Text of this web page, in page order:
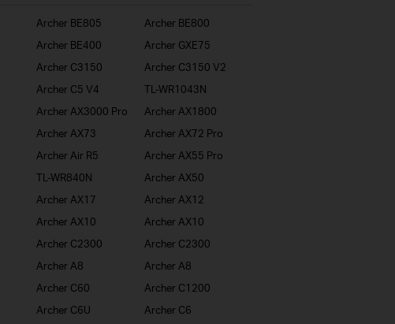
Archer BE805
Archer BE800
Archer BE400
Archer GXE75
Archer C3150
Archer C3150 V2
Archer C5 V4
TL-WR1043N
Archer AX3000 Pro
Archer AX1800
Archer AX73
Archer AX72 Pro
Archer Air R5
Archer AX55 Pro
TL-WR840N
Archer AX50
Archer AX17
Archer AX12
Archer AX10
Archer AX10
Archer C2300
Archer C2300
Archer A8
Archer A8
Archer C60
Archer C1200
Archer C6U
Archer C6